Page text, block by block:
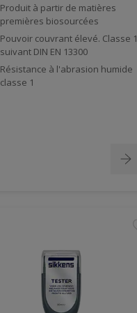
Produit à partir de matières
premières biosourcées
Pouvoir couvrant élevé. Classe 1
suivant DIN EN 13300
Résistance à l'abrasion humide
classe 1